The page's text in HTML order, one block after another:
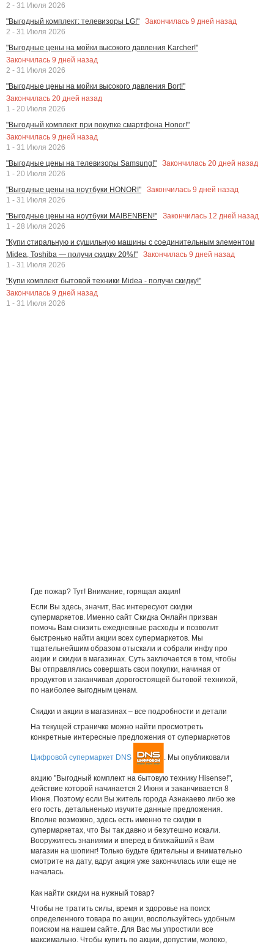
2 - 31 Июля 2026
"Выгодный комплект: телевизоры LG!"
Закончилась 9 дней назад
2 - 31 Июля 2026
"Выгодные цены на мойки высокого давления Karcher!"
Закончилась 9 дней назад
2 - 31 Июля 2026
"Выгодные цены на мойки высокого давления Bort!"
Закончилась 20 дней назад
1 - 20 Июля 2026
"Выгодный комплект при покупке смартфона Honor!"
Закончилась 9 дней назад
1 - 31 Июля 2026
"Выгодные цены на телевизоры Samsung!"
Закончилась 20 дней назад
1 - 20 Июля 2026
"Выгодные цены на ноутбуки HONOR!"
Закончилась 9 дней назад
1 - 31 Июля 2026
"Выгодные цены на ноутбуки MAIBENBEN!"
Закончилась 12 дней назад
1 - 28 Июля 2026
"Купи стиральную и сушильную машины с соединительным элементом
Midea, Toshiba — получи скидку 20%!"
Закончилась 9 дней назад
1 - 31 Июля 2026
"Купи комплект бытовой техники Midea - получи скидку!"
Закончилась 9 дней назад
1 - 31 Июля 2026
Где пожар? Тут! Внимание, горящая акция!
Если Вы здесь, значит, Вас интересуют скидки
супермаркетов. Именно сайт Скидка Онлайн призван
помочь Вам снизить ежедневные расходы и позволит
быстренько найти акции всех супермаркетов. Мы
тщательнейшим образом отыскали и собрали инфу про
акции и скидки в магазинах. Суть заключается в том, чтобы
Вы отправлялись совершать свои покупки, начиная от
продуктов и заканчивая дорогостоящей бытовой техникой,
по наиболее выгодным ценам.
Скидки и акции в магазинах – все подробности и детали
На текущей страничке можно найти просмотреть
конкретные интересные предложения от супермаркетов
Цифровой супермаркет DNS . Мы опубликовали
акцию "Выгодный комплект на бытовую технику Hisense!",
действие которой начинается 2 Июня и заканчивается 8
Июня. Поэтому если Вы житель города Азнакаево либо же
его гость, детальненько изучите данные предложения.
Вполне возможно, здесь есть именно те скидки в
супермаркетах, что Вы так давно и безутешно искали.
Вооружитесь знаниями и вперед в ближайший к Вам
магазин на шопинг! Только будьте бдительны и внимательно
смотрите на дату, вдруг акция уже закончилась или еще не
началась.
Как найти скидки на нужный товар?
Чтобы не тратить силы, время и здоровье на поиск
определенного товара по акции, воспользуйтесь удобным
поиском на нашем сайте. Для Вас мы упростили все
максимально. Чтобы купить по акции, допустим, молоко,